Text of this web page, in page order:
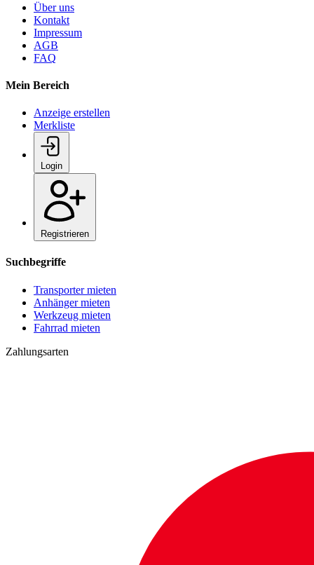
Über uns
Kontakt
Impressum
AGB
FAQ
Mein Bereich
Anzeige erstellen
Merkliste
Login
Registrieren
Suchbegriffe
Transporter mieten
Anhänger mieten
Werkzeug mieten
Fahrrad mieten
Zahlungsarten